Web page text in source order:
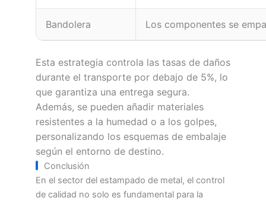
Bandolera Los componentes se
Esta estrategia controla las tasas de daños
durante el transporte por debajo de 5%, lo
que garantiza una entrega segura.
Además, se pueden añadir materiales
resistentes a la humedad o a los golpes,
personalizando los esquemas de embalaje
según el entorno de destino.
Conclusión
En el sector del estampado de metal, el control
de calidad no solo es fundamental para la